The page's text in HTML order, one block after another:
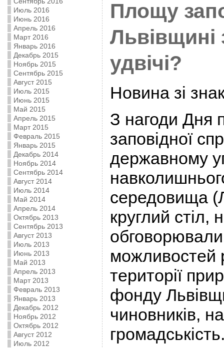
Июль 2016
Июнь 2016
Апрель 2016
Март 2016
Январь 2016
Декабрь 2015
Ноябрь 2015
Сентябрь 2015
Август 2015
Июль 2015
Июнь 2015
Май 2015
Апрель 2015
Март 2015
Февраль 2015
Январь 2015
Декабрь 2014
Ноябрь 2014
Сентябрь 2014
Август 2014
Июль 2014
Май 2014
Апрель 2014
Октябрь 2013
Сентябрь 2013
Август 2013
Июль 2013
Июнь 2013
Май 2013
Апрель 2013
Март 2013
Февраль 2013
Январь 2013
Декабрь 2012
Ноябрь 2012
Октябрь 2012
Август 2012
Июль 2012
Площу
Львівщині
удвічі?
Новина зі
З нагоди Дня
заповідної
державному
середовища
круглий стіл,
можливостей
території
фонду
чиновників,